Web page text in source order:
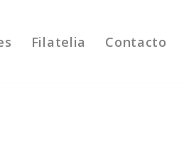
Filatelia Contacto